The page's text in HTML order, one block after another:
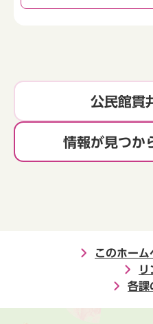
公民館貫
情報が見つか
このホーム
リ
各課